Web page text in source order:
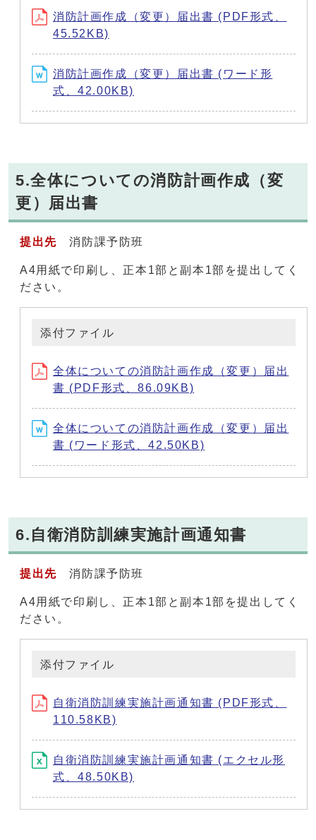
消防計画作成（変更）届出書 (PDF形式、
45.52KB)
消防計画作成（変更）届出書 (ワード形
式、42.00KB)
5.全体についての消防計画作成（変
更）届出書
提出先消防課予防班
A4用紙で印刷し、正本1部と副本1部を提出してく
ださい。
添付ファイル
全体についての消防計画作成（変更）届出
書 (PDF形式、86.09KB)
全体についての消防計画作成（変更）届出
書 (ワード形式、42.50KB)
6.自衛消防訓練実施計画通知書
提出先消防課予防班
A4用紙で印刷し、正本1部と副本1部を提出してく
ださい。
添付ファイル
自衛消防訓練実施計画通知書 (PDF形式、
110.58KB)
自衛消防訓練実施計画通知書 (エクセル形
式、48.50KB)